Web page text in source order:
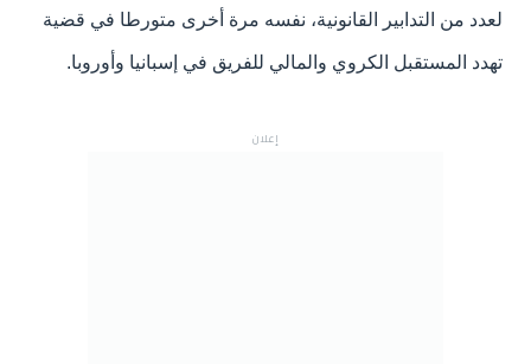
لعدد من التدابير القانونية، نفسه مرة أخرى متورطا في قضية
تهدد المستقبل الكروي والمالي للفريق في إسبانيا وأوروبا.
إعلان